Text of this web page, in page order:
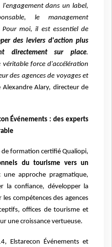
l'engagement dans un label,
le management
moi, il est essentiel de
des leviers d'action plus
directement sur place.
force d'accélération
des agences de voyages et
Alexandre Alary, directeur de
Événements : des experts
de formation certifié Qualiopi,
du tourisme vers un
une approche pragmatique,
la confiance, développer la
compétences des agences
offices de tourisme et
une croissance vertueuse.
Elstarecon Événements et